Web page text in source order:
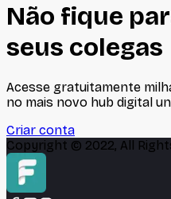
Não fique
seus colegas
Acesse gratuitamente
no mais novo hub digital
Criar conta
Copyright © 2022, All